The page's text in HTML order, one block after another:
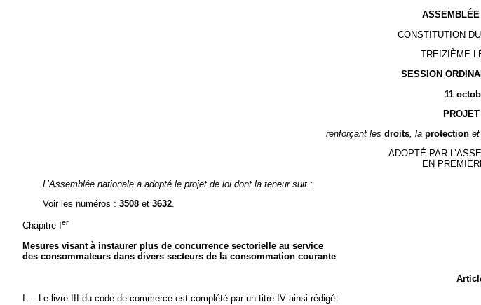
CONSTITUTION
TREIZIÈME
SESSION
11
renforçant les droits, la protection et
ADOPTÉ PAR
EN
L’Assemblée nationale a adopté le projet de loi dont la teneur suit :
Voir les numéros :3508 et3632.
Chapitre I er
Mesures visant à instaurer plus de concurrence sectorielle au service
des consommateurs dans divers secteurs de la consommation courante
I. – Le livre III du code de commerce est complété par un titre IV ainsi rédigé :